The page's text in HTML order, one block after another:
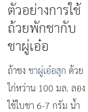
ตัวอย่างการใช้
ถ้วยพักชากับ
ชาผู่เอ๋อ
ถ้าชง ชาผู่เอ๋อสุก ด้วย
ไก่หว่าน 100 มล. ลอง
ใช้ใบชา 6-7 กรัม น้ำ